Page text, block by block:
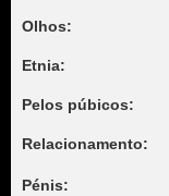
Olhos:
Etnia:
Pelos púbicos:
Relacionamento:
Pénis: